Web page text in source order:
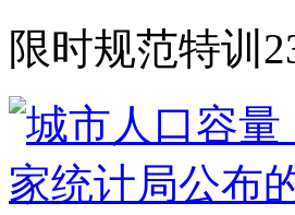
限时规范特训